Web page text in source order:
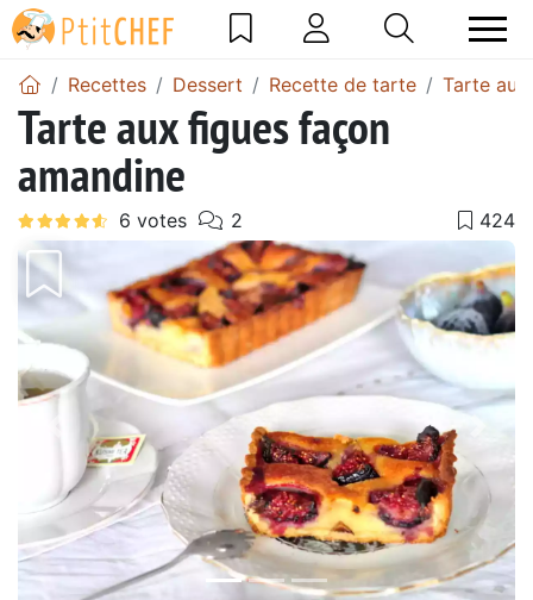
Recettes Dessert Recette de tarte Tarte
Tarte aux figues façon
amandine
Précédent